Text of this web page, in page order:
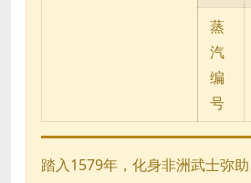
蒸
汽
编
号
踏入1579年，化身非洲武士弥